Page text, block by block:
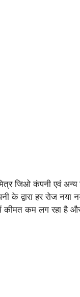
जिओ कंपनी एवं
द्वारा हर रोज नया
कीमत कम लग रहा है